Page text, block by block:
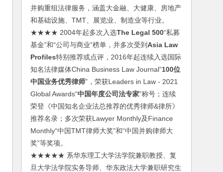
并购重组法律服务，涵盖大金融、大健康、房地产
和基础设施、TMT、展览业、制造业等行业。
★★★★ 2004年起多次入选The Legal 500“私募
基金”和“公司与商业”榜单，并多次受到Asia Law
Profiles特别推荐或点评，2016年起连续入选国际
知名法律媒体China Business Law Journal“100位
中国业务优秀律师”，荣获Leaders in Law - 2021
Global Awards“中国年度公司法专家”称号；连续
荣登《中国知名企业法总推荐的优秀律师&律所》
推荐名录；多次荣获Lawyer Monthly及Finance
Monthly“中国TMT律师大奖”和“中国并购律师大
奖”等奖项。
★★★★★ 系华东理工大学法学院兼职教授、复
旦大学法学院实务导师、华东政法大学兼职研究生